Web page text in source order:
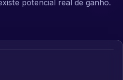
potencial real de ganho.